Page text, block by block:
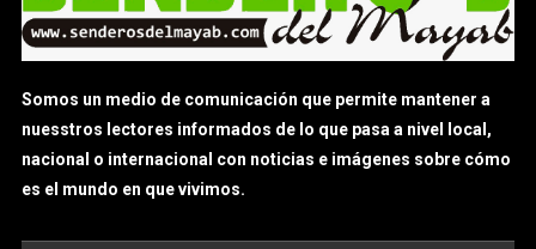
Somos un medio de comunicación que permite mantener a
nuesstros lectores informados de lo que pasa a nivel local,
nacional o internacional con noticias e imágenes sobre cómo
es el mundo en que vivimos.